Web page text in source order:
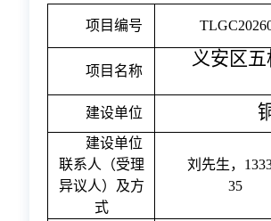
项目编号
项目名称
义安区
建设单位
建设单位
联系人（受理
异议人）及方
式
刘先生，
35